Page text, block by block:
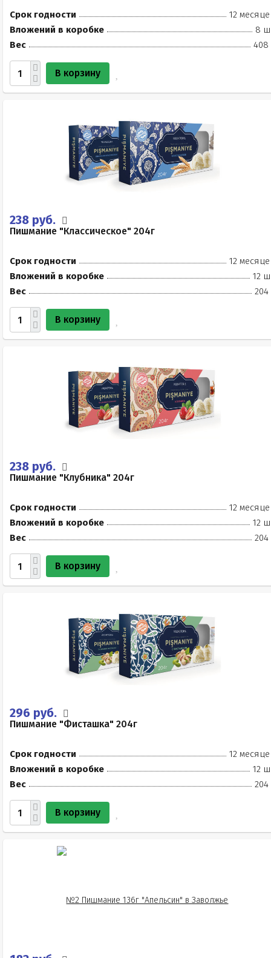
Срок годности
12
Вложений в коробке
8
Вес
408
В корзину
238 руб.
Пишмание "Классическое" 204г
Срок годности
12
Вложений в коробке
12
Вес
204
В корзину
238 руб.
Пишмание "Клубника" 204г
Срок годности
12
Вложений в коробке
12
Вес
204
В корзину
296 руб.
Пишмание "Фисташка" 204г
Срок годности
12
Вложений в коробке
12
Вес
204
В корзину